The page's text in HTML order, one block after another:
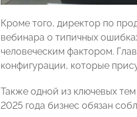
Кроме того, директор по
вебинара о типичных
человеческим фактором.
конфигурации, которые
Также одной из ключевых
2025 года бизнес обязан